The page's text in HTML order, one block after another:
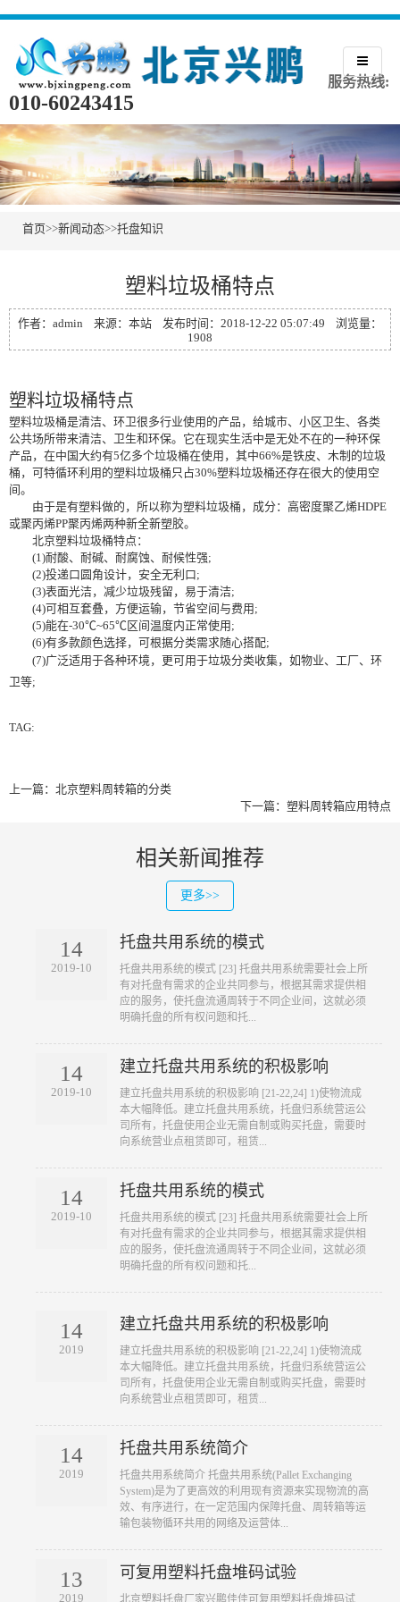
服务热线:
010-60243415
首页>>新闻动态>>托盘知识
塑料垃圾桶特点
作者：admin 来源：本站 发布时间：2018-12-22 05:07:49 浏览量：
1908
塑料垃圾桶特点
塑料垃圾桶是清洁、环卫很多行业使用的产品，给城市、小区卫生、各类
公共场所带来清洁、卫生和环保。它在现实生活中是无处不在的一种环保
产品，在中国大约有5亿多个垃圾桶在使用，其中66%是铁皮、木制的垃圾
桶，可特循环利用的塑料垃圾桶只占30%塑料垃圾桶还存在很大的使用空
间。
由于是有塑料做的，所以称为塑料垃圾桶，成分：高密度聚乙烯HDPE
或聚丙烯PP聚丙烯两种新全新塑胶。
北京塑料垃圾桶特点：
(1)耐酸、耐碱、耐腐蚀、耐候性强;
(2)投递口圆角设计，安全无利口;
(3)表面光洁，减少垃圾残留，易于清洁;
(4)可相互套叠，方便运输，节省空间与费用;
(5)能在-30℃~65℃区间温度内正常使用;
(6)有多款颜色选择，可根据分类需求随心搭配;
(7)广泛适用于各种环境，更可用于垃圾分类收集，如物业、工厂、环
卫等;
TAG:
上一篇： 北京塑料周转箱的分类
下一篇： 塑料周转箱应用特点
相关新闻推荐
更多>>
14
2019-10
托盘共用系统的模式
​托盘共用系统的模式 [23] 托盘共用系统需要社会上所
有对托盘有需求的企业共同参与，根据其需求提供相
应的服务，使托盘流通周转于不同企业间，这就必须
明确托盘的所有权问题和托...
14
2019-10
建立托盘共用系统的积极影响
​建立托盘共用系统的积极影响 [21-22,24] 1)使物流成
本大幅降低。建立托盘共用系统，托盘归系统营运公
司所有，托盘使用企业无需自制或购买托盘，需要时
向系统营业点租赁即可，租赁...
14
2019-10
托盘共用系统的模式
​托盘共用系统的模式 [23] 托盘共用系统需要社会上所
有对托盘有需求的企业共同参与，根据其需求提供相
应的服务，使托盘流通周转于不同企业间，这就必须
明确托盘的所有权问题和托...
14
2019
建立托盘共用系统的积极影响
​建立托盘共用系统的积极影响 [21-22,24] 1)使物流成
本大幅降低。建立托盘共用系统，托盘归系统营运公
司所有，托盘使用企业无需自制或购买托盘，需要时
向系统营业点租赁即可，租赁...
14
2019
托盘共用系统简介
​托盘共用系统简介 托盘共用系统(Pallet Exchanging
System)是为了更高效的利用现有资源来实现物流的高
效、有序进行，在一定范围内保障托盘、周转箱等运
输包装物循环共用的网络及运营体...
13
2019
可复用塑料托盘堆码试验
​北京塑料托盘厂家兴鹏佳佳可复用塑料托盘堆码试